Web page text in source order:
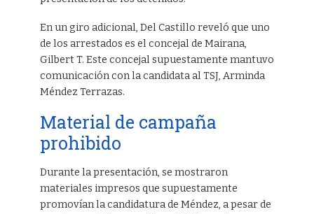
En un giro adicional, Del Castillo reveló que uno
de los arrestados es el concejal de Mairana,
Gilbert T. Este concejal supuestamente mantuvo
comunicación con la candidata al TSJ, Arminda
Méndez Terrazas.
Material de campaña
prohibido
Durante la presentación, se mostraron
materiales impresos que supuestamente
promovían la candidatura de Méndez, a pesar de